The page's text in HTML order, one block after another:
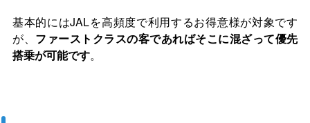
基本的にはJALを高頻度で利用するお得意様が対象です
が、 ファーストクラスの客であればそこに混ざって優先
搭乗が可能です。